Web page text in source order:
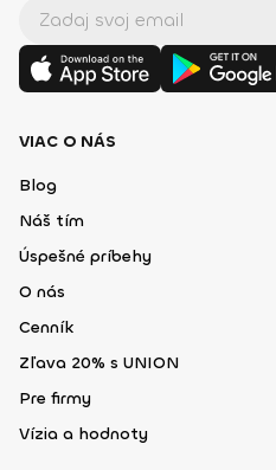
VIAC O NÁS
Blog
Náš tím
Úspešné príbehy
O nás
Cenník
Zľava 20% s UNION
Pre firmy
Vízia a hodnoty